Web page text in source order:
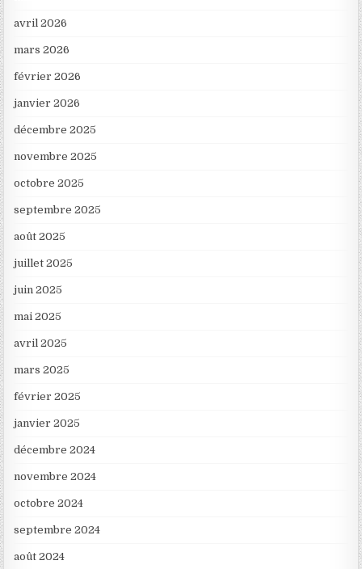
avril 2026
mars 2026
février 2026
janvier 2026
décembre 2025
novembre 2025
octobre 2025
septembre 2025
août 2025
juillet 2025
juin 2025
mai 2025
avril 2025
mars 2025
février 2025
janvier 2025
décembre 2024
novembre 2024
octobre 2024
septembre 2024
août 2024